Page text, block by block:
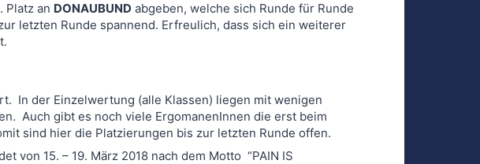
Platz an DONAUBUND abgeben, welche sich Runde für Runde
letzten Runde spannend. Erfreulich, dass sich ein weiterer
In der Einzelwertung (alle Klassen) liegen mit wenigen
Auch gibt es noch viele ErgomanenInnen die erst beim
sind hier die Platzierungen bis zur letzten Runde offen.
von 15. – 19. März 2018 nach dem Motto “PAIN IS